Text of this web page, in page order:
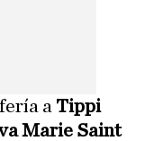
a Tippi
Marie Saint